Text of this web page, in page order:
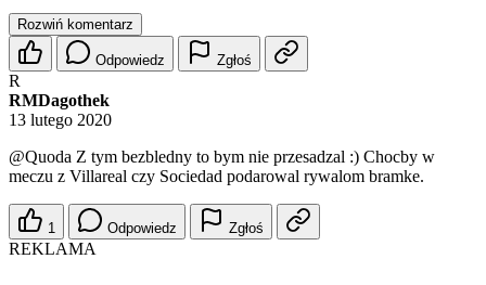
Rozwiń komentarz
Odpowiedz Zgłoś
R
RMDagothek
13 lutego 2020
@Quoda Z tym bezbledny to bym nie przesadzal :) Chocby w
meczu z Villareal czy Sociedad podarowal rywalom bramke.
1 Odpowiedz Zgłoś
REKLAMA